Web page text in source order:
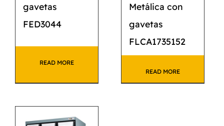
gavetas
FED3044
READ MORE
Metálica con
gavetas
FLCA1735152
READ MORE